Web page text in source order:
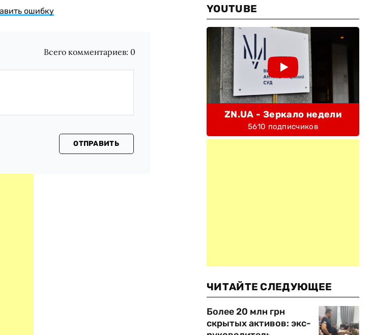
ошибку
Всего комментариев: 0
ОТПРАВИТЬ
YOUTUBE
ZN.UA - Зеркало недели
5610 подписчиков
ЧИТАЙТЕ СЛЕДУЮЩЕЕ
Более 20 млн грн
скрытых активов: экс-